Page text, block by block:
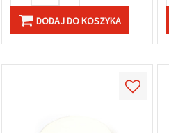
DODAJ DO KOSZYKA